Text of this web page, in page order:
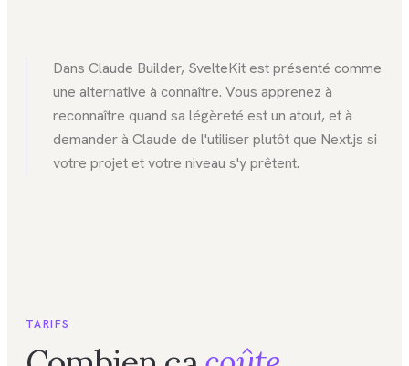
Dans Claude Builder, SvelteKit est présenté comme
une alternative à connaître. Vous apprenez à
reconnaître quand sa légèreté est un atout, et à
demander à Claude de l'utiliser plutôt que Next.js si
votre projet et votre niveau s'y prêtent.
TARIFS